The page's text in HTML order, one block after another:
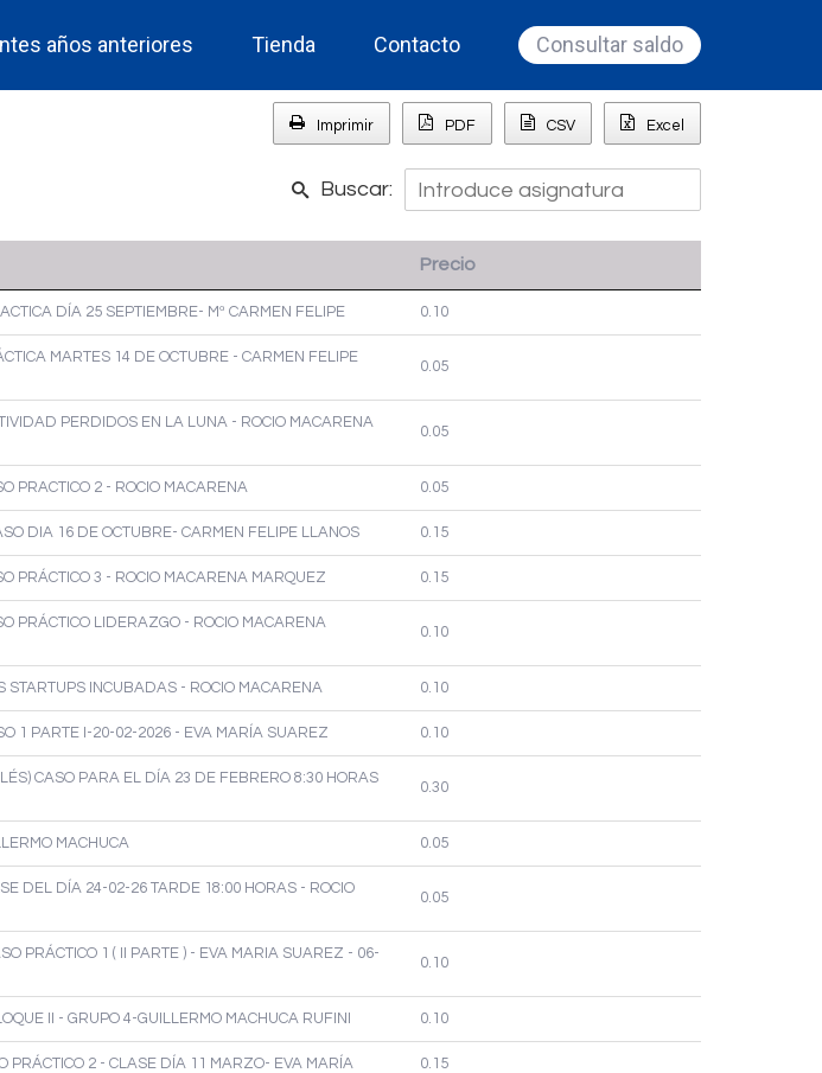
años anteriores Tienda Contacto Consultar saldo
Excel
CSV
PDF
Imprimir
Buscar:
Precio
DÍA 25 SEPTIEMBRE- Mª CARMEN FELIPE 0.10
MARTES 14 DE OCTUBRE - CARMEN FELIPE
0.05
PERDIDOS EN LA LUNA - ROCIO MACARENA
0.05
PRACTICO 2 - ROCIO MACARENA 0.05
DIA 16 DE OCTUBRE- CARMEN FELIPE LLANOS 0.15
PRÁCTICO 3 - ROCIO MACARENA MARQUEZ 0.15
PRÁCTICO LIDERAZGO - ROCIO MACARENA
0.10
INCUBADAS - ROCIO MACARENA 0.10
1 PARTE I-20-02-2026 - EVA MARÍA SUAREZ 0.10
CASO PARA EL DÍA 23 DE FEBRERO 8:30 HORAS
0.30
MACHUCA 0.05
DEL DÍA 24-02-26 TARDE 18:00 HORAS - ROCIO
0.05
PRÁCTICO 1 ( II PARTE ) - EVA MARIA SUAREZ - 06-
0.10
II - GRUPO 4-GUILLERMO MACHUCA RUFINI 0.10
PRÁCTICO 2 - CLASE DÍA 11 MARZO- EVA MARÍA 0.15